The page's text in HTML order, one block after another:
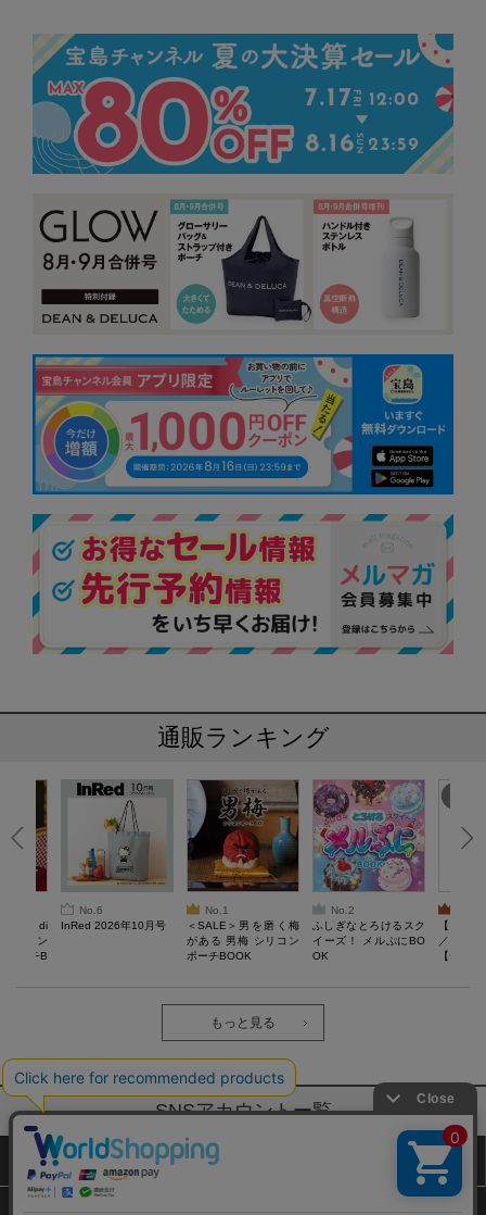
通販ランキング
di
ティン
ポーチB
No.6
InRed 2026年10月号
No.1
＜SALE＞男を磨く梅
がある 男梅 シリコン
ポーチBOOK
No.2
ふしぎなとろけるスク
イーズ！ メルぷにBO
OK
【
／Lサイ
【一般
ウェア
もっと見る
SNSアカウントー覧
サイトマップ